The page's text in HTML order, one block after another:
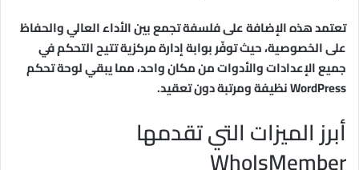
تعتمد هذه الإضافة على فلسفة تجمع بين الأداء العالي والحفاظ
على الخصوصية، حيث توفّر بوابة إدارة مركزية تتيح التحكم في
جميع الإعدادات والأدوات من مكان واحد، مما يبقي لوحة تحكم
WordPress نظيفة ومرتبة دون تعقيد.
أبرز الميزات التي تقدمها
WhoIsMember